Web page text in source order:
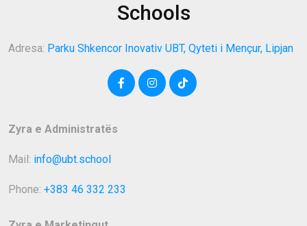
Schools
Adresa: Parku Shkencor Inovativ UBT, Qyteti i Mençur, Lipjan
Zyra e Administratës
Mail: info@ubt.school
Phone: +383 46 332 233